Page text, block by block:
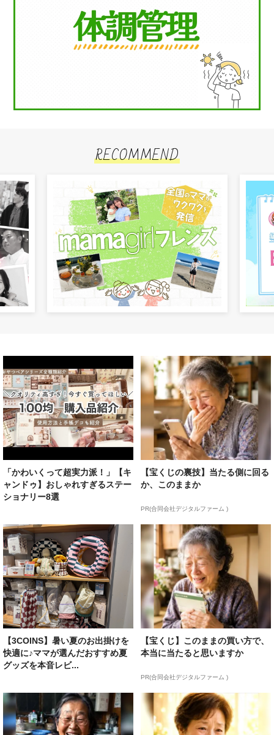
RECOMMEND
「かわいくって超実力派！」【キ
ャンドゥ】おしゃれすぎるステー
ショナリー8選
【宝くじの裏技】当たる側に回る
か、このままか
PR(合同会社デジタルファーム )
【3COINS】暑い夏のお出掛けを
快適に♪ママが選んだおすすめ夏
グッズを本音レビ...
【宝くじ】このままの買い方で、
本当に当たると思いますか
PR(合同会社デジタルファーム )